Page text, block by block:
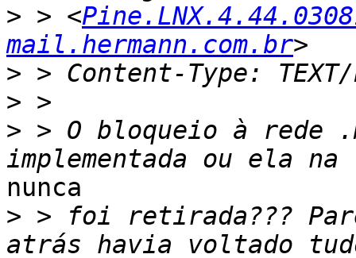
> > <
mail.hermann.com.br
>
>
> > O bloqueio à rede
nunca
> > foi retirada???